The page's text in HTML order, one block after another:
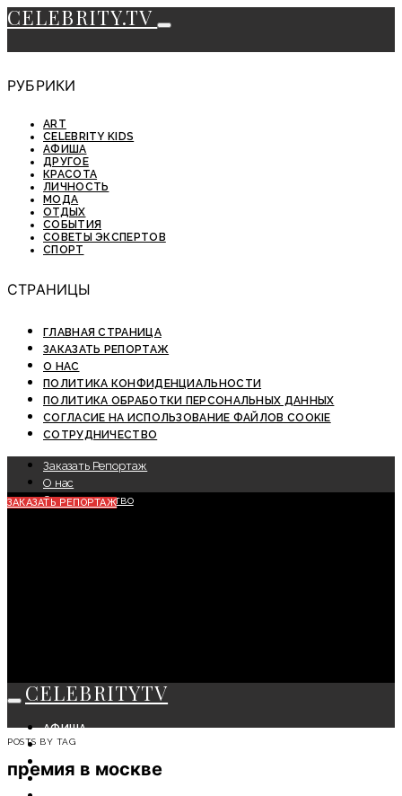
CELEBRITY.TV
РУБРИКИ
ART
CELEBRITY KIDS
АФИША
ДРУГОЕ
КРАСОТА
ЛИЧНОСТЬ
МОДА
ОТДЫХ
СОБЫТИЯ
СОВЕТЫ ЭКСПЕРТОВ
СПОРТ
СТРАНИЦЫ
ГЛАВНАЯ СТРАНИЦА
ЗАКАЗАТЬ РЕПОРТАЖ
О НАС
ПОЛИТИКА КОНФИДЕНЦИАЛЬНОСТИ
ПОЛИТИКА ОБРАБОТКИ ПЕРСОНАЛЬНЫХ ДАННЫХ
СОГЛАСИЕ НА ИСПОЛЬЗОВАНИЕ ФАЙЛОВ COOKIE
СОТРУДНИЧЕСТВО
Заказать Репортаж
О нас
Сотрудничество
ЗАКАЗАТЬ РЕПОРТАЖ
CELEBRITYTV
АФИША
СОБЫТИЯ
КРАСОТА
МОДА
POSTS BY TAG
премия в москве